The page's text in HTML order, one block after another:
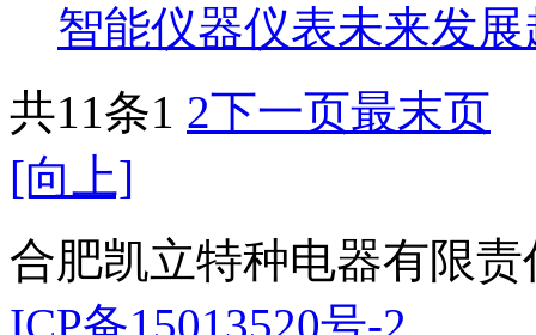
智能仪器仪表未来发展
共11条1 2下一页最末页
[向上]
合肥凯立特种电器有限
ICP备15013520号-2